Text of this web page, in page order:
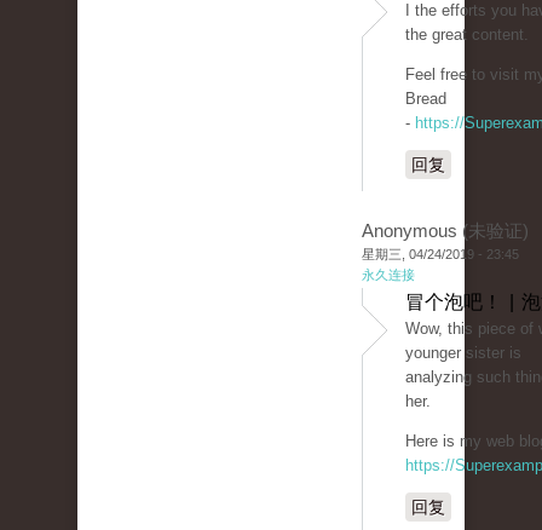
I the efforts you
the great content.
Feel free to visit
Bread
- https://
回复
Anonymous (未验证)
星期三, 04/24/2019 - 23:45
永久连接
冒个泡吧！ |
Wow, this piece of
younger sister is
analyzing such
her.
Here is my web
https://
回复